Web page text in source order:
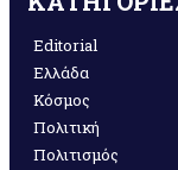
Editorial
Ελλάδα
Κόσμος
Πολιτική
Πολιτισμός